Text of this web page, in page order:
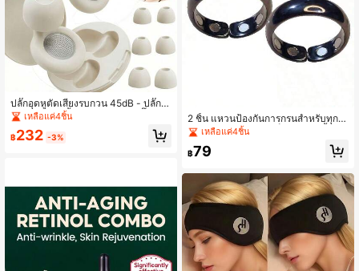
ปลั๊กอุดหูตัดเสียงรบกวน 45dB - ปลั๊กอุ
ดหูซิลิโคนใช้ซ้ำได้พร้อม 6 หัวปลั๊กและ
กล่องพกพา, ออกแบบนุ่มสบายสำหรับค
อนเสิร์ต, การกรน, การเดินทาง, การเรีย
เหลือแค่4ชิ้น
฿232 -3%
2 ชิ้น แหวนป้องกันการกรนสำหรับทุกเพ
ศ - แหวนบำบัดแม่เหล็กคู่ แหวนนิ้วปรั
บได้ ใช้ซ้ำได้ ไม่ต้องใช้แบตเตอรี่ ช่วยใ
นการนอนหลับ | แหวนปรับได้ | แหวนแ
เหลือแค่4ชิ้น
฿79